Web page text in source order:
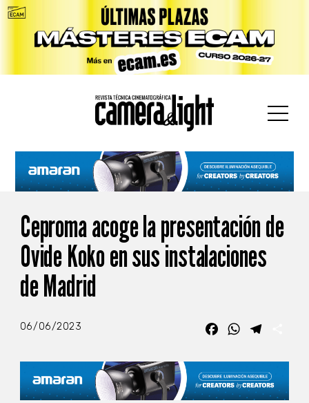
Ceproma acoge la presentación de
Ovide Koko en sus instalaciones
de Madrid
06/06/2023 FacebookWhatsApp